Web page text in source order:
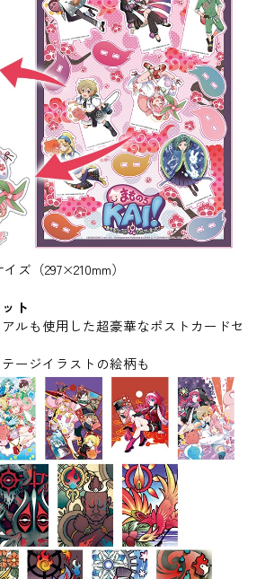
ズ（297×210mm）
ト
ルも使用した超豪華なポストカードセ
ージイラストの絵柄も